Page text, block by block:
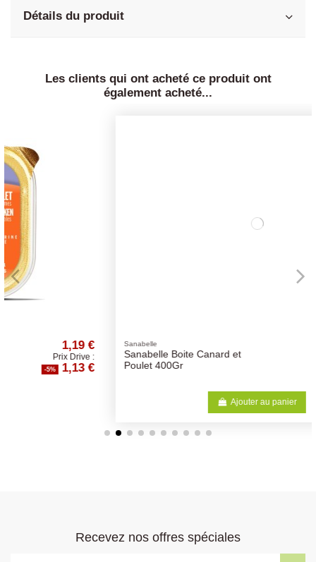
Détails du produit
Les clients qui ont acheté ce produit ont
également acheté...
Sanabelle
Sanabelle Boite Canard et
Poulet 400Gr
Recevez nos offres spéciales